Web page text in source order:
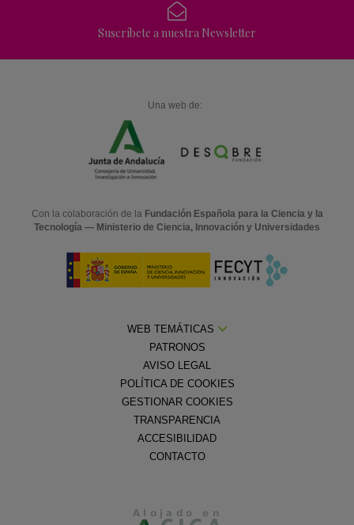
Suscríbete a nuestra Newsletter
Una web de:
Con la colaboración de la Fundación Española para la Ciencia y la
Tecnología — Ministerio de Ciencia, Innovación y Universidades
WEB TEMÁTICAS
PATRONOS
AVISO LEGAL
POLÍTICA DE COOKIES
GESTIONAR COOKIES
TRANSPARENCIA
ACCESIBILIDAD
CONTACTO